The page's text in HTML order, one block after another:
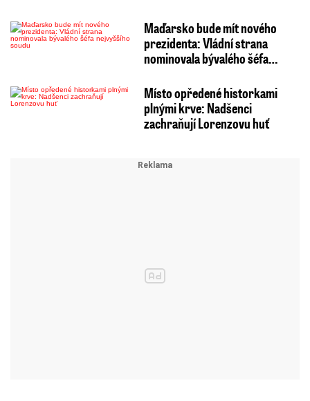
Maďarsko bude mít nového
prezidenta: Vládní strana
nominovala bývalého šéfa…
Místo opředené historkami
plnými krve: Nadšenci
zachraňují Lorenzovu huť